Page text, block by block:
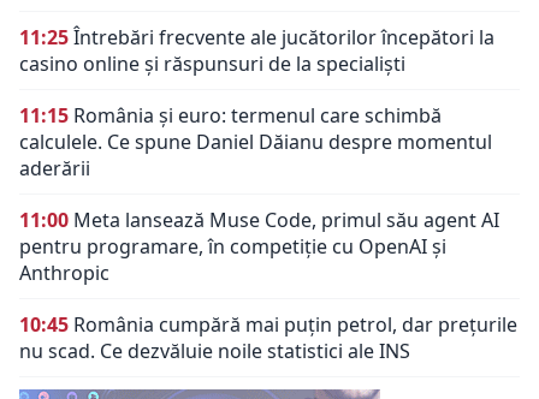
11:25Întrebări frecvente ale jucătorilor începători la
casino online și răspunsuri de la specialiști
11:15 România și euro: termenul care schimbă
calculele. Ce spune Daniel Dăianu despre momentul
aderării
11:00 Meta lansează Muse Code, primul său agent AI
pentru programare, în competiție cu OpenAI și
Anthropic
10:45 România cumpără mai puțin petrol, dar prețurile
nu scad. Ce dezvăluie noile statistici ale INS